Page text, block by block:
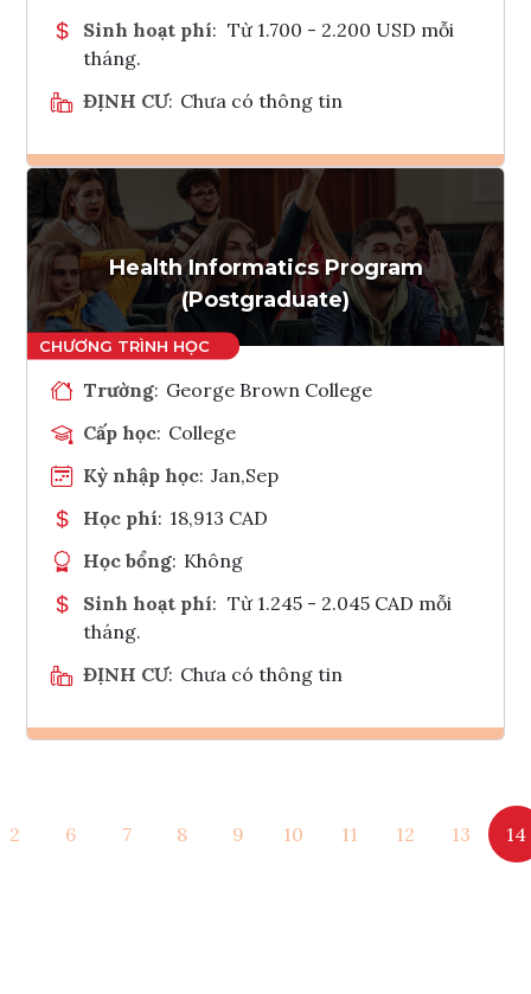
Sinh hoạt phí: Từ 1.700 - 2.200 USD mỗi
tháng.
ĐỊNH CƯ: Chưa có thông tin
Ghi danh
Tham vấn Interlink
Health Informatics Program
(Postgraduate)
Trường: George Brown College
Cấp học: College
Kỳ nhập học: Jan,Sep
Học phí: 18,913 CAD
Học bổng: Không
Sinh hoạt phí: Từ 1.245 - 2.045 CAD mỗi
tháng.
ĐỊNH CƯ: Chưa có thông tin
Tham vấn Interlink
2 6 7 8 9 10 11 12 13 14